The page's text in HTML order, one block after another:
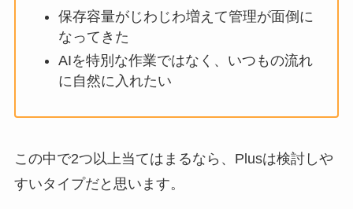
保存容量がじわじわ増えて管理が面倒に
なってきた
AIを特別な作業ではなく、いつもの流れ
に自然に入れたい
この中で2つ以上当てはまるなら、Plusは検討しや
すいタイプだと思います。